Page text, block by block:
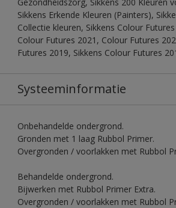
Sikkens Erkende Kleuren (Painters),
Collectie kleuren, Sikkens Colour
Colour Futures 2021, Colour Futures
Futures 2019, Sikkens Colour Futures
Systeeminformatie
Onbehandelde ondergrond.
Gronden met 1 laag Rubbol Primer.
Overgronden / voorlakken met Rubbol
Behandelde ondergrond.
Bijwerken met Rubbol Primer Extra.
Overgronden / voorlakken met Rubbol